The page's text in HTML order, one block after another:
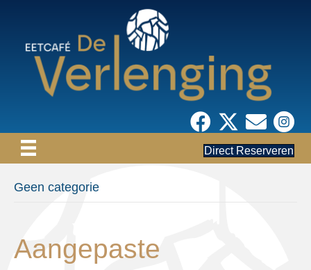
Direct Reserveren
Geen categorie
Aangepaste